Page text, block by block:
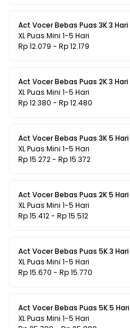
Act Vocer Bebas Puas 3K 3 Hari
XL Puas Mini 1-5 Hari
Rp 12.079 - Rp 12.179
Act Vocer Bebas Puas 2K 3 Hari
XL Puas Mini 1-5 Hari
Rp 12.380 - Rp 12.480
Act Vocer Bebas Puas 3K 5 Hari
XL Puas Mini 1-5 Hari
Rp 15.272 - Rp 15.372
Act Vocer Bebas Puas 2K 5 Hari
XL Puas Mini 1-5 Hari
Rp 15.412 - Rp 15.512
Act Vocer Bebas Puas 5K 3 Hari
XL Puas Mini 1-5 Hari
Rp 15.670 - Rp 15.770
Act Vocer Bebas Puas 5K 5 Hari
XL Puas Mini 1-5 Hari